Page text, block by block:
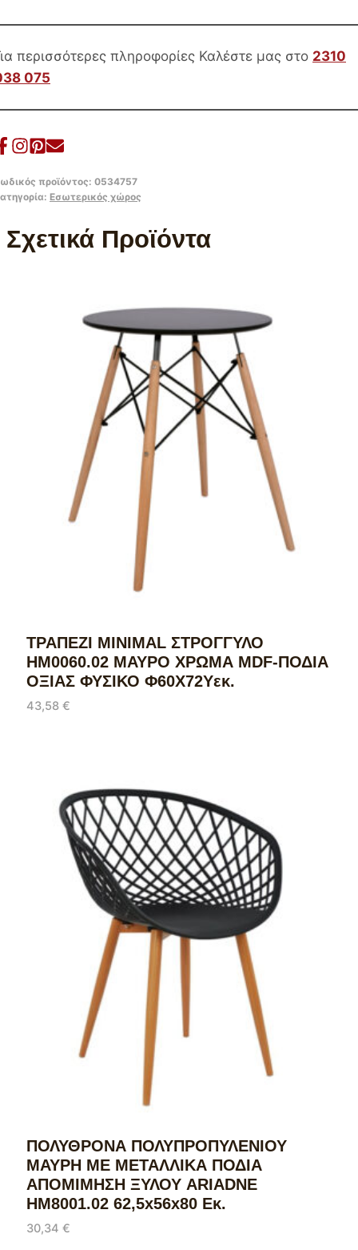
περισσότερες πληροφορίες Καλέστε μας στο 2310
075
προϊόντος: 0534757
Εσωτερικός χώρος
Σχετικά Προϊόντα
ΤΡΑΠΕΖΙ MINIMAL ΣΤΡΟΓΓΥΛΟ
HM0060.02 ΜΑΥΡΟ ΧΡΩΜΑ MDF-ΠΟΔΙΑ
ΟΞΙΑΣ ΦΥΣΙΚΟ Φ60Χ72Υεκ.
43,58 €
ΠΟΛΥΘΡΟΝΑ ΠΟΛΥΠΡΟΠΥΛΕΝΙΟΥ
ΜΑΥΡΗ ΜΕ ΜΕΤΑΛΛΙΚΑ ΠΟΔΙΑ
ΑΠΟΜΙΜΗΣΗ ΞΥΛΟΥ ARIADNE
HM8001.02 62,5x56x80 Εκ.
30,34 €